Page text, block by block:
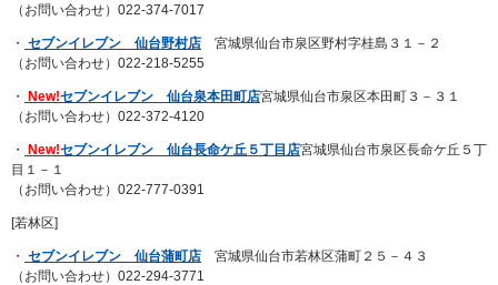
（お問い合わせ）022-374-7017
・ セブンイレブン 仙台野村店 宮城県仙台市泉区野村字桂島３１－２
（お問い合わせ）022-218-5255
・ New!セブンイレブン 仙台泉本田町店宮城県仙台市泉区本田町３－３１
（お問い合わせ）022-372-4120
・ New!セブンイレブン 仙台長命ケ丘５丁目店宮城県仙台市泉区長命ケ丘５丁
目１－１
（お問い合わせ）022-777-0391
[若林区]
・ セブンイレブン 仙台蒲町店 宮城県仙台市若林区蒲町２５－４３
（お問い合わせ）022-294-3771